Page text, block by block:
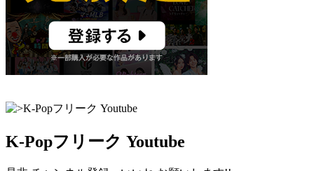
K-Popフリーク Youtube